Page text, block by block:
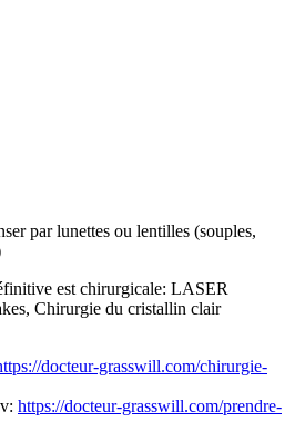
par lunettes ou lentilles (souples,
est chirurgicale: LASER
Chirurgie du cristallin clair
docteur-grasswill.com/chirurgie-
https://docteur-grasswill.com/prendre-